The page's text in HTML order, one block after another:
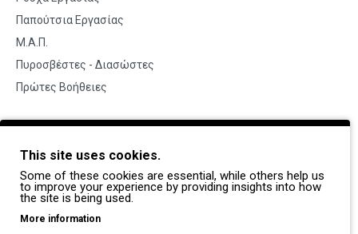
Παπούτσια Εργασίας
Μ.Α.Π.
Πυροσβέστες - Διασώστες
Πρώτες Βοήθειες
BRANDS
Payper
Dike
Coverguard
Portwest
This site uses cookies.
Some of these cookies are essential, while others help us
to improve your experience by providing insights into how
the site is being used.
More information